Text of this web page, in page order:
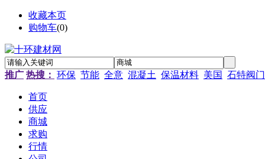
收藏本页
购物车(0)
推广 热搜： 环保 节能 全意 混凝土 保温材料 美国 石特阀
首页
供应
商城
求购
行情